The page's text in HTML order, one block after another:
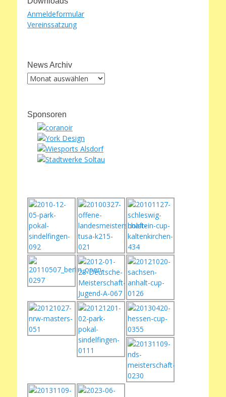
Anmeldeformular
Vereinssatzung
News Archiv
News
Sponsoren